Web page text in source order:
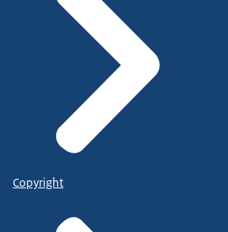
Copyright